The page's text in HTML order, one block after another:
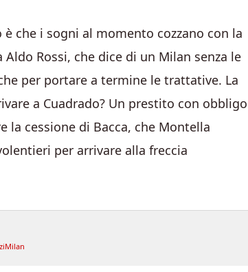
che i sogni al momento cozzano con la
Aldo Rossi, che dice di un Milan senza le
per portare a termine le trattative. La
a Cuadrado? Un prestito con obbligo
la cessione di Bacca, che Montella
per arrivare alla freccia